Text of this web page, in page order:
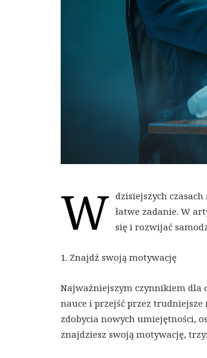
W dzisiejszych
łatwe zadanie. W
się i rozwijać
1. Znajdź swoją motywację
Najważniejszym czynnikiem dla
nauce i przejść przez trudniejsze
zdobycia nowych umiejętności,
znajdziesz swoją motywację,